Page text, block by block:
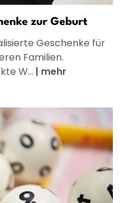
zur Geburt
Geschenke für
Familien.
W... | mehr